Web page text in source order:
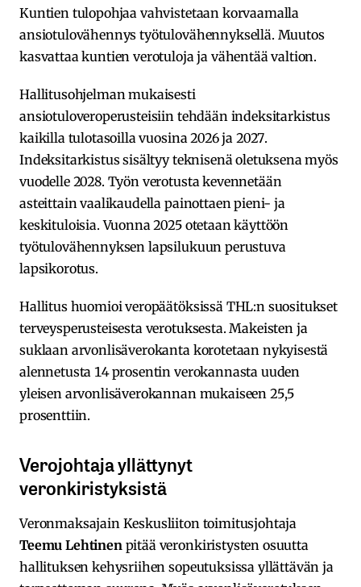
Kuntien tulopohjaa vahvistetaan korvaamalla
ansiotulovähennys työtulovähennyksellä. Muutos
kasvattaa kuntien verotuloja ja vähentää valtion.
Hallitusohjelman mukaisesti
ansiotuloveroperusteisiin tehdään indeksitarkistus
kaikilla tulotasoilla vuosina 2026 ja 2027.
Indeksitarkistus sisältyy teknisenä oletuksena myös
vuodelle 2028. Työn verotusta kevennetään
asteittain vaalikaudella painottaen pieni- ja
keskituloisia. Vuonna 2025 otetaan käyttöön
työtulovähennyksen lapsilukuun perustuva
lapsikorotus.
Hallitus huomioi veropäätöksissä THL:n suositukset
terveysperusteisesta verotuksesta. Makeisten ja
suklaan arvonlisäverokanta korotetaan nykyisestä
alennetusta 14 prosentin verokannasta uuden
yleisen arvonlisäverokannan mukaiseen 25,5
prosenttiin.
Verojohtaja yllättynyt
veronkiristyksistä
Veronmaksajain Keskusliiton toimitusjohtaja
Teemu Lehtinen pitää veronkiristysten osuutta
hallituksen kehysriihen sopeutuksissa yllättävän ja